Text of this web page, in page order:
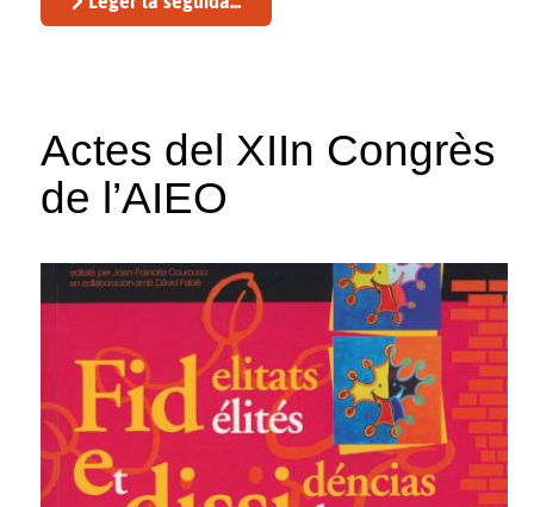
Actes del XIIn Congrès
de l’AIEO